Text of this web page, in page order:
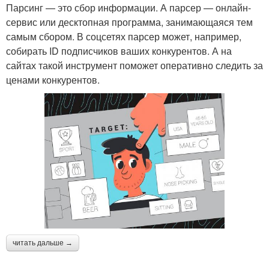
Парсинг — это сбор информации. А парсер — онлайн-
сервис или десктопная программа, занимающаяся тем
самым сбором. В соцсетях парсер может, например,
собирать ID подписчиков ваших конкурентов. А на
сайтах такой инструмент поможет оперативно следить за
ценами конкурентов.
читать дальше →